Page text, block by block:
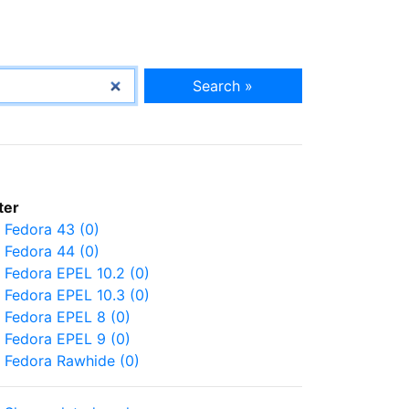
Search »
Fedora 43 (0)
Fedora 44 (0)
Fedora EPEL 10.2 (0)
Fedora EPEL 10.3 (0)
Fedora EPEL 8 (0)
Fedora EPEL 9 (0)
Fedora Rawhide (0)